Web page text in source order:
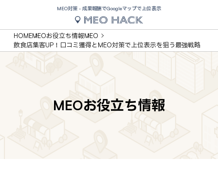
MEO対策 - 成果報酬でGoogleマップで上位表示
HOMEMEOお役立ち情報MEO
飲食店集客UP！口コミ獲得とMEO対策で上位表示を狙う最強戦略
MEOお役立ち情報